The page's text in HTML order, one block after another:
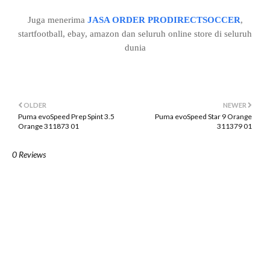
Juga menerima JASA ORDER PRODIRECTSOCCER,
startfootball, ebay, amazon dan seluruh online store di seluruh
dunia
NEWER
Puma evoSpeed Star 9 Orange
311379 01
OLDER
Puma evoSpeed Prep Spint 3.5
Orange 311873 01
0 Reviews